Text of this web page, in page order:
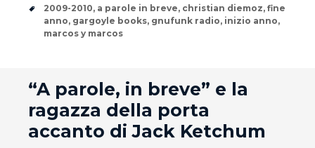
Tags
2009-2010, a parole in breve, christian diemoz, fine
anno, gargoyle books, gnufunk radio, inizio anno,
marcos y marcos
“A parole, in breve” e la
ragazza della porta
accanto di Jack Ketchum